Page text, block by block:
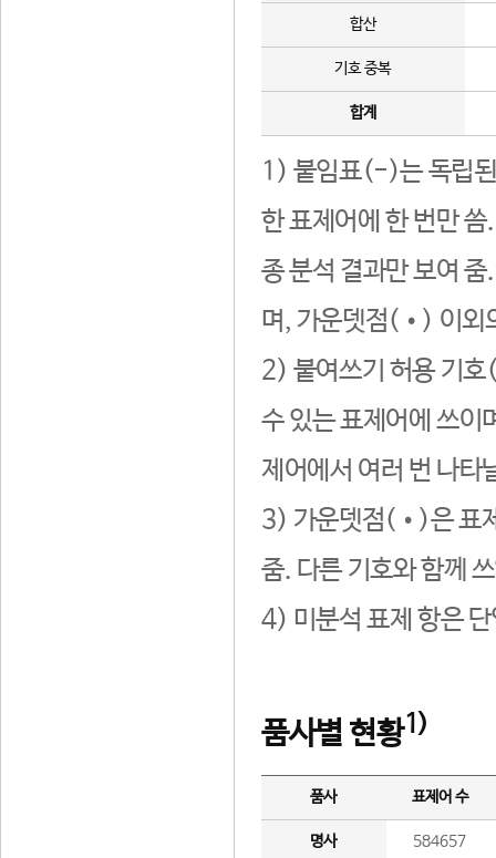
합산
기호 중복
합계
1) 붙임표(-)는 독립된
한 표제어에 한 번만
종 분석 결과만 보여
며, 가운뎃점(•) 이외
2) 붙여쓰기 허용 기호
수 있는 표제어에 쓰이
제어에서 여러 번 나타
3) 가운뎃점(•)은 표
줌. 다른 기호와 함께
4) 미분석 표제 항은
품사별 현황1)
품사 표제어 수
명사 584657